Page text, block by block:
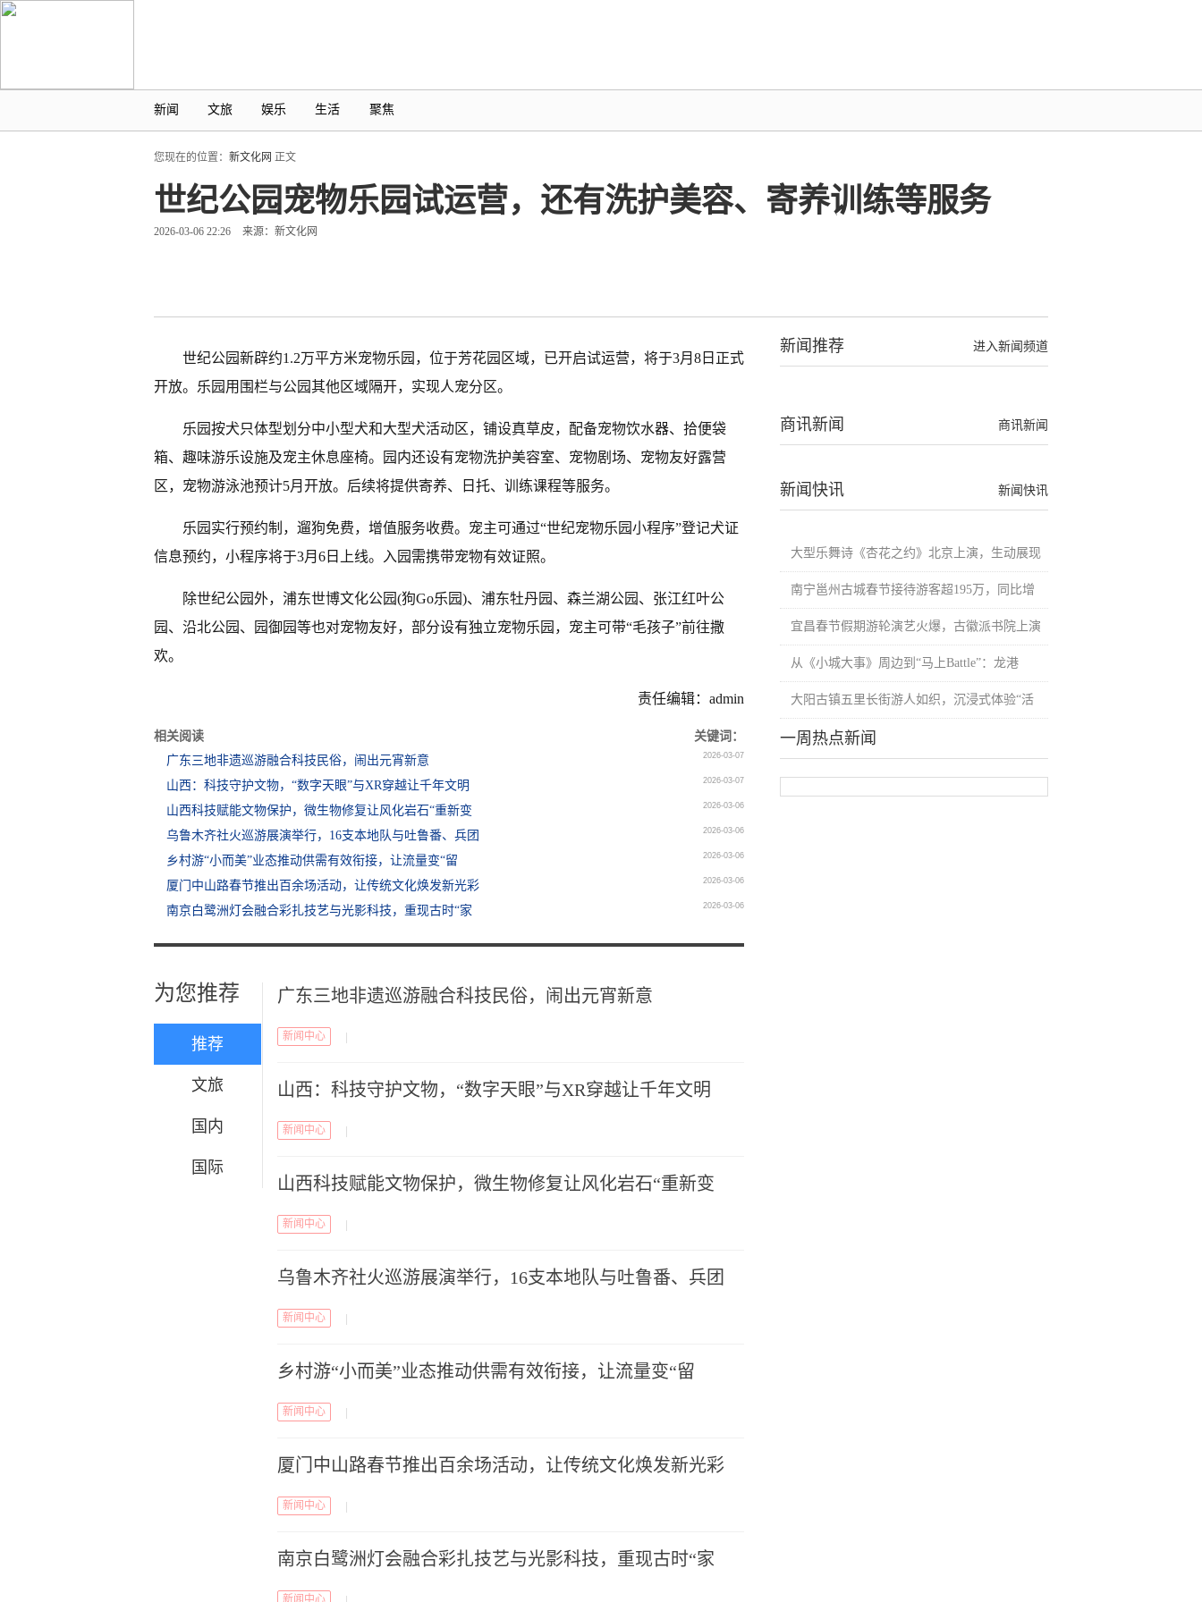
新闻 文旅 娱乐 生活 聚焦
您现在的位置： 新文化网 正文
世纪公园宠物乐园试运营，还有洗护美容、寄养训练等服务
2026-03-06 22:26 来源：新文化网
世纪公园新辟约1.2万平方米宠物乐园，位于芳花园区域，已开启试运营，将于3月8日正式
开放。乐园用围栏与公园其他区域隔开，实现人宠分区。
乐园按犬只体型划分中小型犬和大型犬活动区，铺设真草皮，配备宠物饮水器、拾便袋
箱、趣味游乐设施及宠主休息座椅。园内还设有宠物洗护美容室、宠物剧场、宠物友好露营
区，宠物游泳池预计5月开放。后续将提供寄养、日托、训练课程等服务。
乐园实行预约制，遛狗免费，增值服务收费。宠主可通过“世纪宠物乐园小程序”登记犬证
信息预约，小程序将于3月6日上线。入园需携带宠物有效证照。
除世纪公园外，浦东世博文化公园(狗Go乐园)、浦东牡丹园、森兰湖公园、张江红叶公
园、沿北公园、园御园等也对宠物友好，部分设有独立宠物乐园，宠主可带“毛孩子”前往撒
欢。
责任编辑：admin
相关阅读
关键词：
广东三地非遗巡游融合科技民俗，闹出元宵新意
2026-03-07
山西：科技守护文物，“数字天眼”与XR穿越让千年文明 2026-03-07
山西科技赋能文物保护，微生物修复让风化岩石“重新变 2026-03-06
乌鲁木齐社火巡游展演举行，16支本地队与吐鲁番、兵团 2026-03-06
乡村游“小而美”业态推动供需有效衔接，让流量变“留 2026-03-06
厦门中山路春节推出百余场活动，让传统文化焕发新光彩 2026-03-06
南京白鹭洲灯会融合彩扎技艺与光影科技，重现古时“家 2026-03-06
为您推荐
推荐
文旅
国内
国际
广东三地非遗巡游融合科技民俗，闹出元宵新意
新闻中心
山西：科技守护文物，“数字天眼”与XR穿越让千年文明
新闻中心
山西科技赋能文物保护，微生物修复让风化岩石“重新变
新闻中心
乌鲁木齐社火巡游展演举行，16支本地队与吐鲁番、兵团
新闻中心
乡村游“小而美”业态推动供需有效衔接，让流量变“留
新闻中心
厦门中山路春节推出百余场活动，让传统文化焕发新光彩
新闻中心
南京白鹭洲灯会融合彩扎技艺与光影科技，重现古时“家
新闻中心
进入新闻频道
新闻推荐
商讯新闻
商讯新闻
新闻快讯
新闻快讯
大型乐舞诗《杏花之约》北京上演，生动展现
南宁邕州古城春节接待游客超195万，同比增
宜昌春节假期游轮演艺火爆，古徽派书院上演
从《小城大事》周边到“马上Battle”：龙港
大阳古镇五里长街游人如织，沉浸式体验“活
一周热点新闻